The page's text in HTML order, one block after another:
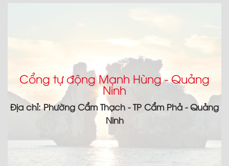
Cổng tự động Mạnh Hùng - Quảng
Ninh
Địa chỉ: Phường Cẩm Thạch - TP Cẩm Phả - Quảng
Ninh